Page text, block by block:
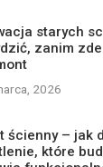
starych
zanim
2026
ścienny – jak
które